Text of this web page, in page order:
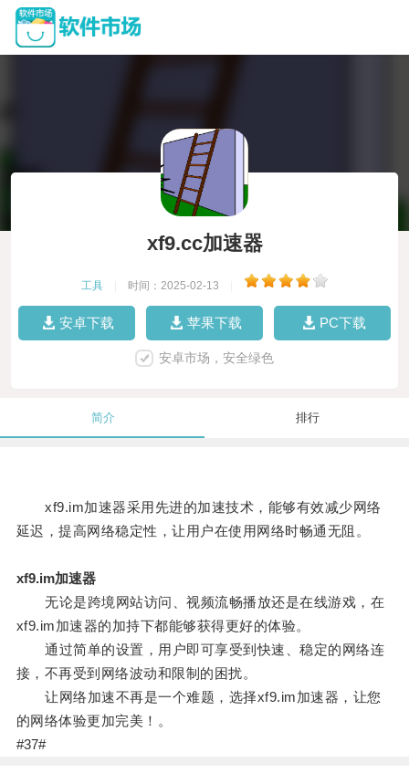
xf9.cc加速器
工具 时间：2025-02-13
安卓下载 苹果下载 PC下载
安卓市场，安全绿色
简介 排行
xf9.im加速器采用先进的加速技术，能够有效减少网络
延迟，提高网络稳定性，让用户在使用网络时畅通无阻。
xf9.im加速器
无论是跨境网站访问、视频流畅播放还是在线游戏，在
xf9.im加速器的加持下都能够获得更好的体验。
通过简单的设置，用户即可享受到快速、稳定的网络连
接，不再受到网络波动和限制的困扰。
让网络加速不再是一个难题，选择xf9.im加速器，让您
的网络体验更加完美！。
#37#